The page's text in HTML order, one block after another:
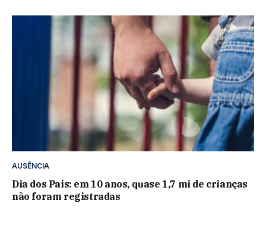
AUSÊNCIA
Dia dos Pais: em 10 anos, quase 1,7 mi de crianças
não foram registradas